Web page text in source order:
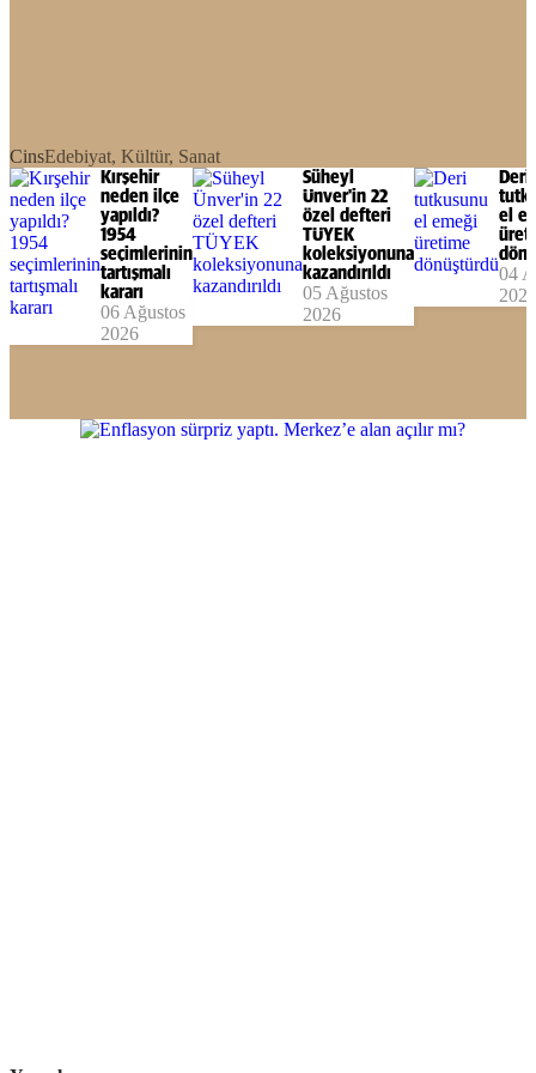
CinsEdebiyat, Kültür, Sanat
Kırşehir
neden ilçe
yapıldı?
1954
seçimlerinin
tartışmalı
kararı
06 Ağustos
2026
Süheyl
Ünver'in 22
özel defteri
TÜYEK
koleksiyonuna
kazandırıldı
05 Ağustos
2026
Deri
el
04
2026